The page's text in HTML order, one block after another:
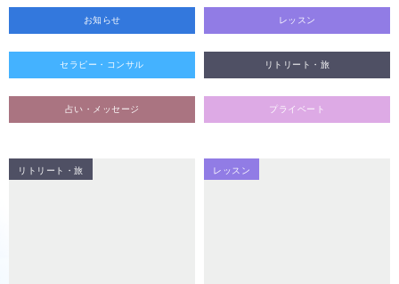
お知らせ レッスン
セラピー・コンサル リトリート・旅
占い・メッセージ プライベート
リトリート・旅 レッスン